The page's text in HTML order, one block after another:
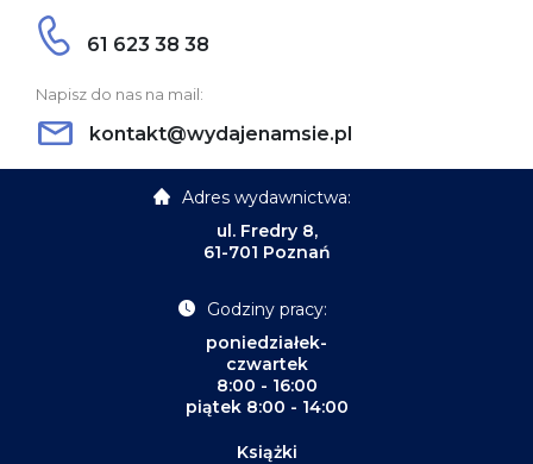
61 623 38 38
Napisz do nas na mail:
kontakt@wydajenamsie.pl
Adres wydawnictwa:
ul. Fredry 8,
61-701 Poznań
Godziny pracy:
poniedziałek-
czwartek
8:00 - 16:00
piątek 8:00 - 14:00
Książki